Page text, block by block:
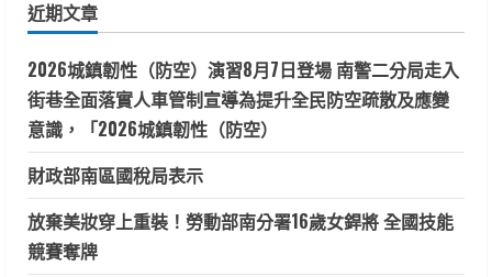
字:
近期文章
2026城鎮韌性（防空）演習8月7日登場 南警二分局走入
街巷全面落實人車管制宣導為提升全民防空疏散及應變
意識，「2026城鎮韌性（防空）
財政部南區國稅局表示
放棄美妝穿上重裝！勞動部南分署16歲女銲將 全國技能
競賽奪牌